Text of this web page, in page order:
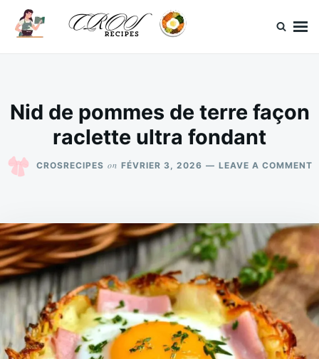
SkipSearch
for:
Nid de pommes de terre façon
raclette ultra fondant
CROSRECIPES on FÉVRIER 3, 2026 LEAVE A COMMENT